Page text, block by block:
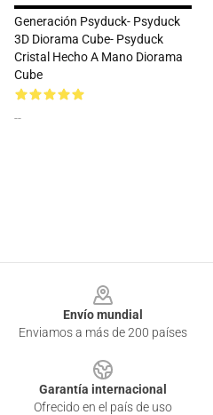
Generación Psyduck- Psyduck
3D Diorama Cube- Psyduck
Cristal Hecho A Mano Diorama
Cube
--
Envío mundial
Enviamos a más de 200 países
Garantía internacional
Ofrecido en el país de uso